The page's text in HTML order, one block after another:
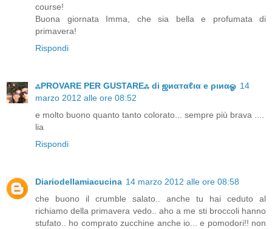
course!
Buona giornata Imma, che sia bella e profumata di
primavera!
Rispondi
ஃPROVARE PER GUSTAREஃ di ஜиαтαℓια e ριиαஓ 14
marzo 2012 alle ore 08:52
e molto buono quanto tanto colorato... sempre più brava ....
lia
Rispondi
Diariodellamiacucina 14 marzo 2012 alle ore 08:58
che buono il crumble salato.. anche tu hai ceduto al
richiamo della primavera vedo.. aho a me sti broccoli hanno
stufato.. ho comprato zucchine anche io... e pomodori!! non